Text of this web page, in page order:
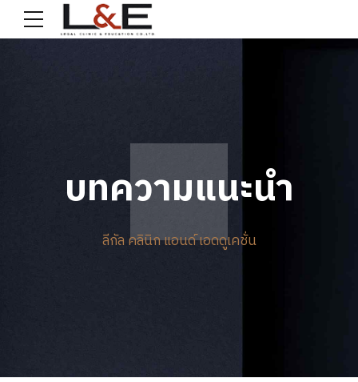
บทความแนะนำ
ลีกัล คลินิก แอนด์ เอดดูเคชั่น